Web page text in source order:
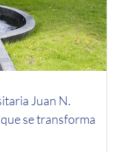
Juan N.
se transforma